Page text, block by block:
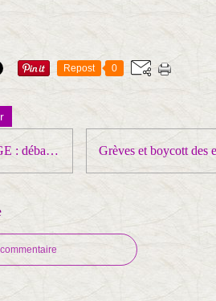
Repost 0
L'AFFICHE ROUGE : débat ce soir à ARCUEIL